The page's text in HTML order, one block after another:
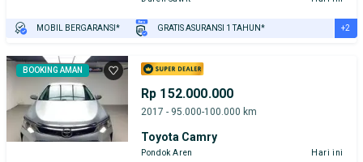
MOBIL BERGARANSI* GRATIS ASURANSI 1 TAHUN* +2
BOOKING AMAN
Rp 152.000.000
2017 - 95.000-100.000 km
Toyota Camry
Pondok Aren Hari ini